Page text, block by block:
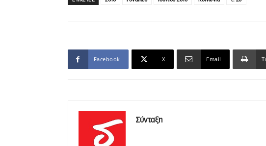
Facebook X Email
Σύνταξη